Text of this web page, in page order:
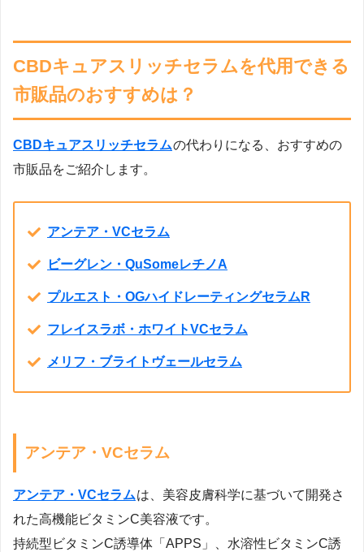
CBDキュアスリッチセラムを代用できる
市販品のおすすめは？
CBDキュアスリッチセラムの代わりになる、おすすめの
市販品をご紹介します。
アンテア・VCセラム
ビーグレン・QuSomeレチノA
プルエスト・OGハイドレーティングセラムR
フレイスラボ・ホワイトVCセラム
メリフ・ブライトヴェールセラム
アンテア・VCセラム
アンテア・VCセラムは、美容皮膚科学に基づいて開発さ
れた高機能ビタミンC美容液です。
持続型ビタミンC誘導体「APPS」、水溶性ビタミンC誘